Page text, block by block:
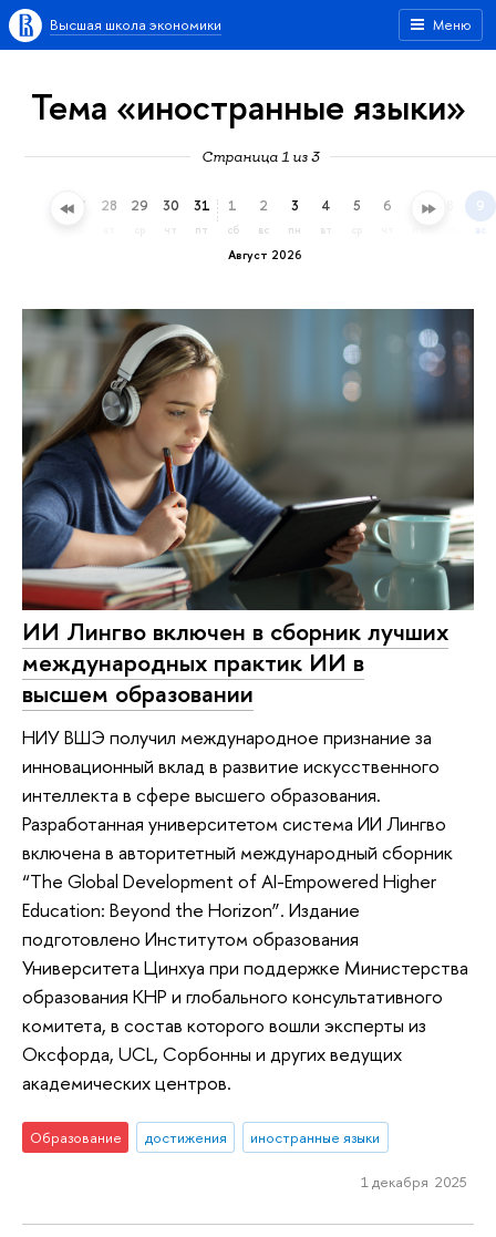
Меню
Высшая школа экономики
Тема «иностранные языки»
Страница 1 из 3
27 28 29 30
чт
31
пт
Август 2026
1
сб
2
вс
3
пн
4
вт
5 6 7 9
вс
ИИ Лингво включен в сборник лучших
международных практик ИИ в
высшем образовании
НИУ ВШЭ получил международное признание за
инновационный вклад в развитие искусственного
интеллекта в сфере высшего образования.
Разработанная университетом система ИИ Лингво
включена в авторитетный международный сборник
“The Global Development of AI-Empowered Higher
Education: Beyond the Horizon”. Издание
подготовлено Институтом образования
Университета Цинхуа при поддержке Министерства
образования КНР и глобального консультативного
комитета, в состав которого вошли эксперты из
Оксфорда, UCL, Сорбонны и других ведущих
академических центров.
Образование достижения иностранные языки
1 декабря 2025